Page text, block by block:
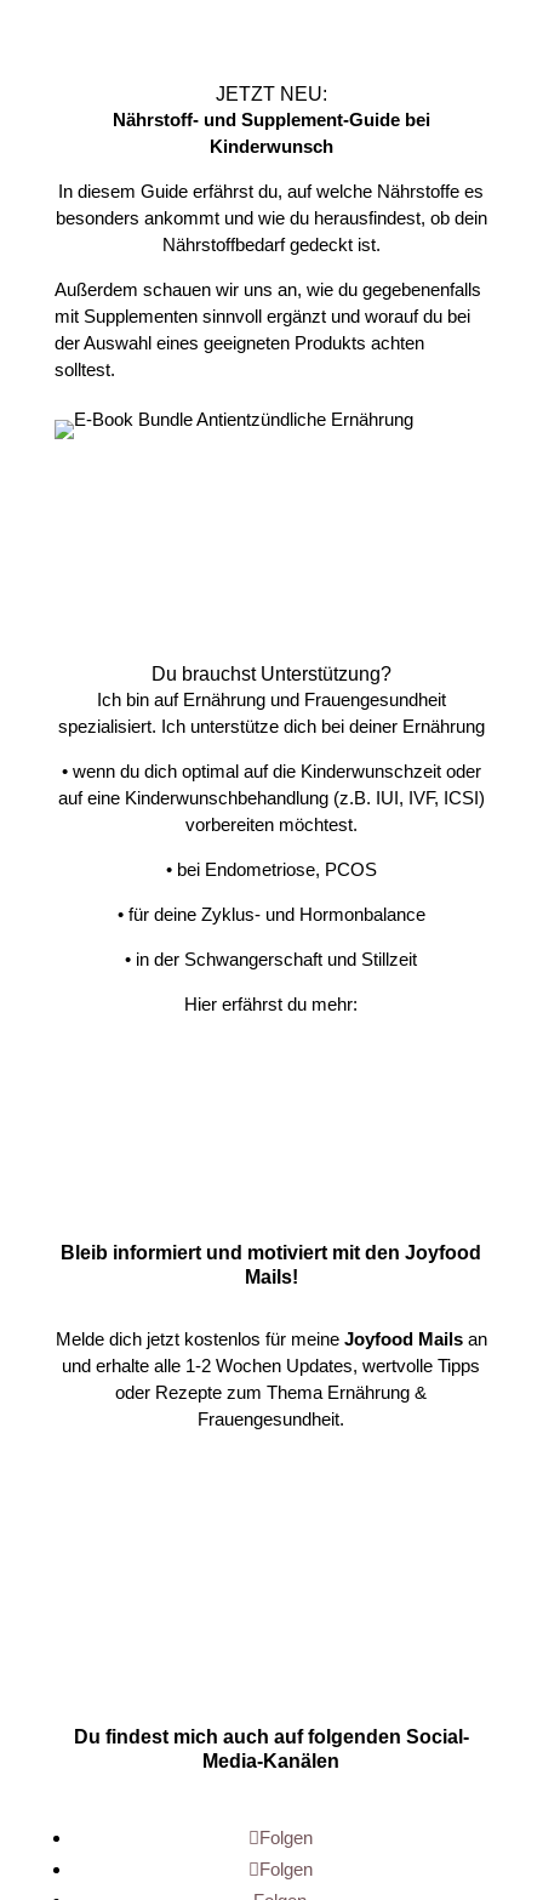
JETZT NEU:
Nährstoff- und Supplement-Guide bei
Kinderwunsch
In diesem Guide erfährst du, auf welche Nährstoffe es
besonders ankommt und wie du herausfindest, ob dein
Nährstoffbedarf gedeckt ist.
Außerdem schauen wir uns an, wie du gegebenenfalls
mit Supplementen sinnvoll ergänzt und worauf du bei
der Auswahl eines geeigneten Produkts achten
solltest.
Du brauchst Unterstützung?
Ich bin auf Ernährung und Frauengesundheit
spezialisiert. Ich unterstütze dich bei deiner Ernährung
• wenn du dich optimal auf die Kinderwunschzeit oder
auf eine Kinderwunschbehandlung (z.B. IUI, IVF, ICSI)
vorbereiten möchtest.
• bei Endometriose, PCOS
• für deine Zyklus- und Hormonbalance
• in der Schwangerschaft und Stillzeit
Hier erfährst du mehr:
Bleib informiert und motiviert mit den Joyfood
Mails!
Melde dich jetzt kostenlos für meine Joyfood Mailsan
und erhalte alle 1-2 Wochen Updates, wertvolle Tipps
oder Rezepte zum Thema Ernährung &
Frauengesundheit.
Du findest mich auch auf folgenden Social-
Media-Kanälen
Folgen
Folgen